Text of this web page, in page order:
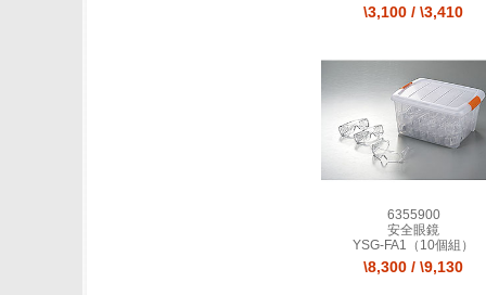
\3,100 / \3,410
6355900
安全眼鏡
YSG-FA1（10個組）
\8,300 / \9,130